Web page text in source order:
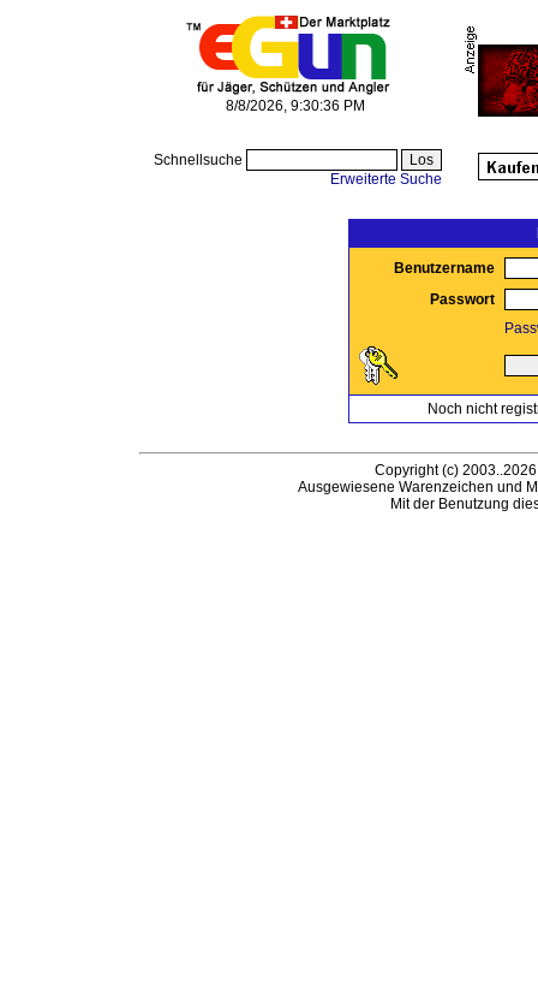
8/8/2026, 9:30:36 PM
Schnellsuche
Erweiterte Suche
Benutzername
Passwort
Noch nicht
Copyright (c)
Ausgewiesene Warenzeichen und
Mit der Benutzung